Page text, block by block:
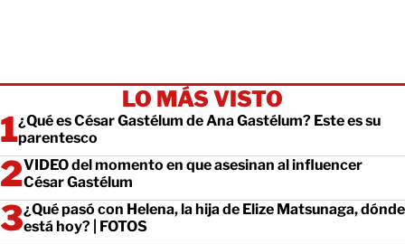
LO MÁS VISTO
¿Qué es César Gastélum de Ana Gastélum? Este es su
parentesco
VIDEO del momento en que asesinan al influencer
César Gastélum
¿Qué pasó con Helena, la hija de Elize Matsunaga, dónde
está hoy? | FOTOS